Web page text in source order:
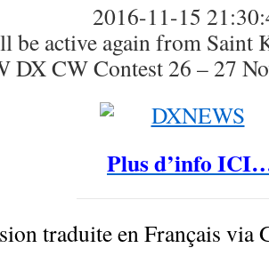
2016-11-15
be active again from Saint
DX CW Contest 26 – 27
Plus d’info
traduite en Français via